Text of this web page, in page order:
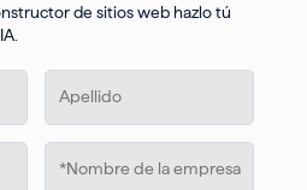
de sitios web hazlo tú